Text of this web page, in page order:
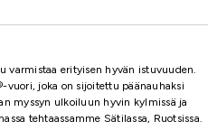
varmistaa erityisen hyvän istuvuuden.
joka on sijoitettu päänauhaksi
myssyn ulkoiluun hyvin kylmissä ja
tehtaassamme Sätilassa, Ruotsissa.